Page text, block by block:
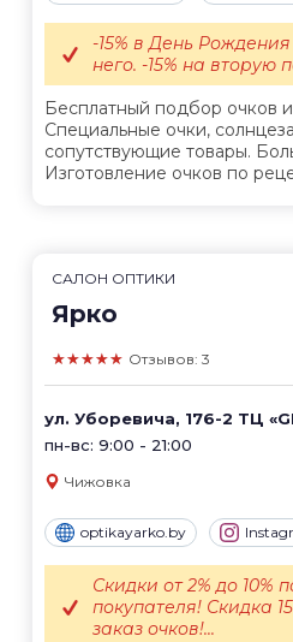
Бесплатный подбор очков и
Специальные очки,
сопутствующие товары.
Изготовление очков по
-15% в День
него. -15% на вторую
САЛОН ОПТИКИ
Ярко
★★★★★ Отзывов: 3
ул. Уборевича, 176-2 ТЦ
пн-вс: 9:00 - 21:00
Чижовка
optikayarko.by
Скидки от 2% до 10%
покупателя! Скидка
заказ очков!...